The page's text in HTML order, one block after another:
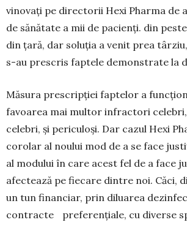
vinovați pe directorii Hexi Pharma de
de sănătate a mii de pa­ci­enți. din
din țară, dar so­luția a venit prea
s-au pre­scris faptele demonstrate la
Măsura prescripției faptelor a
favoarea mai multor infractori celebri,
celebri, și periculoși. Dar ca­zul Hexi
corolar al noului mod de a se face
al modului în care acest fel de a face
afectează pe fiecare dintre noi. Căci,
un tun financiar, prin diluarea
contracte preferențiale, cu diverse